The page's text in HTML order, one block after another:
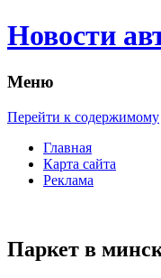
Новости
Меню
Перейти к содержимому
Главная
Карта сайта
Реклама
Паркет в